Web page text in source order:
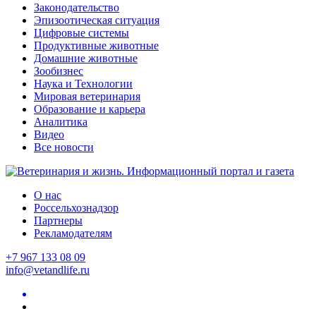
Законодательство
Эпизоотическая ситуация
Цифровые системы
Продуктивные животные
Домашние животные
Зообизнес
Наука и Технологии
Мировая ветеринария
Образование и карьера
Аналитика
Видео
Все новости
О нас
Россельхознадзор
Партнеры
Рекламодателям
+7 967 133 08 09
info@vetandlife.ru